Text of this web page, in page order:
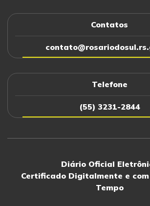
Contatos
Telefone
(55) 3231-2844
Diário Oficial
Certificado Digitalmente e com
Tempo